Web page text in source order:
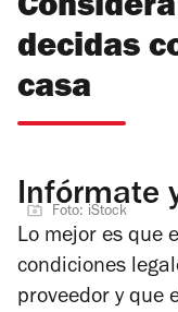
decidas
casa
Infórmate
Foto: iStock
Lo mejor es que
condiciones
proveedor y que